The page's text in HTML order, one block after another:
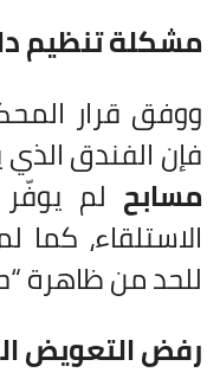
مشكلة تنظيم
ووفق قرار
فإن الفندق
مسابح لم
الاستلقاء، كما
للحد من ظاهرة
رفض التعويض